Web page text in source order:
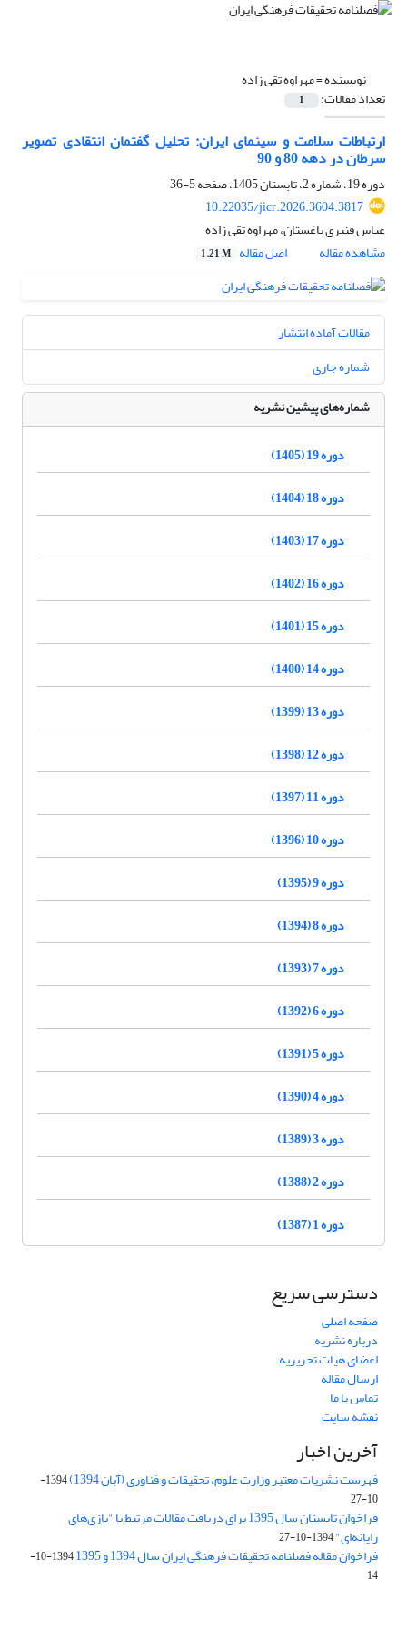
نویسنده =مهراوه تقی زاده
تعداد مقالات: 1
ارتباطات سلامت و سینمای ایران: تحلیل گفتمان انتقادی تصویر
سرطان در دهه 80 و 90
دوره 19، شماره 2، تابستان 1405، صفحه
5-36
10.22035/jicr.2026.3604.3817
عباس قنبری باغستان، مهراوه تقی زاده
مشاهده مقاله
اصل مقاله 1.21 M
مقالات آماده انتشار
شماره جاری
شماره‌های پیشین نشریه
دوره 19 (1405)
دوره 18 (1404)
دوره 17 (1403)
دوره 16 (1402)
دوره 15 (1401)
دوره 14 (1400)
دوره 13 (1399)
دوره 12 (1398)
دوره 11 (1397)
دوره 10 (1396)
دوره 9 (1395)
دوره 8 (1394)
دوره 7 (1393)
دوره 6 (1392)
دوره 5 (1391)
دوره 4 (1390)
دوره 3 (1389)
دوره 2 (1388)
دوره 1 (1387)
دسترسی سریع
صفحه اصلی
درباره نشریه
اعضای هیات تحریریه
ارسال مقاله
تماس با ما
نقشه سایت
آخرین اخبار
فهرست نشریات معتبر وزارت علوم، تحقیقات و فناوری (آبان 1394)
1394-
10-27
فراخوان تابستان سال 1395 برای دریافت مقالات مرتبط با "بازی‌های
رایانه‌ای"1394-10-27
فراخوان مقاله فصلنامه تحقیقات فرهنگی ایران سال 1394 و 1395
1394-10-
14